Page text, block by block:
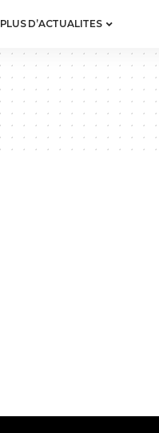
PLUS D’ACTUALITES